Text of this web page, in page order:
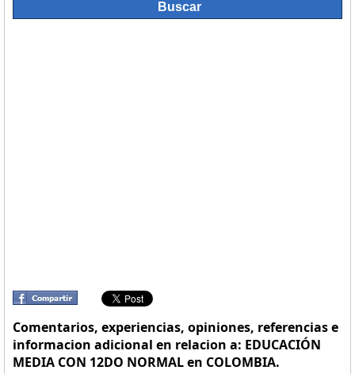
Comentarios, experiencias, opiniones, referencias e
informacion adicional en relacion a: EDUCACIÓN
MEDIA CON 12DO NORMAL en COLOMBIA.